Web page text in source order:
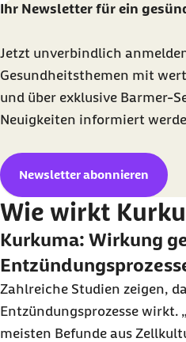
Ihr Newsletter für ein
Jetzt unverbindlich
Gesundheitsthemen mit
und über exklusive Barmer-
Neuigkeiten informiert
Newsletter abonnieren
Wie wirkt
Kurkuma: Wirkung
Zahlreiche Studien zeigen,
Entzündungsprozesse wirkt.
meisten Befunde aus